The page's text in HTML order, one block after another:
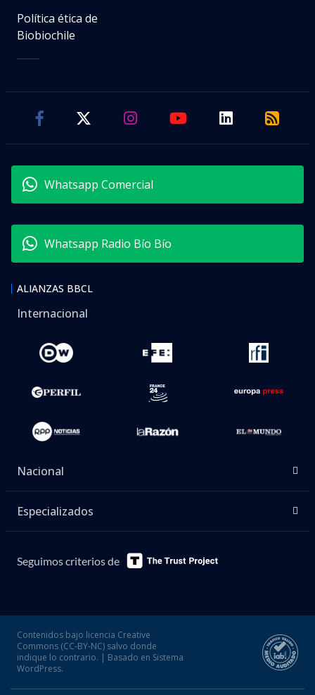
Política ética de
Biobiochile
Whatsapp Comercial
Whatsapp Radio Bío Bío
ALIANZAS BBCL
Internacional
Nacional
Especializados
Seguimos criterios de
Contenidos bajo licencia Creative
Commons (CC-BY-NC) salvo donde
indique lo contrario. | Basado en Sistema
WordPress.